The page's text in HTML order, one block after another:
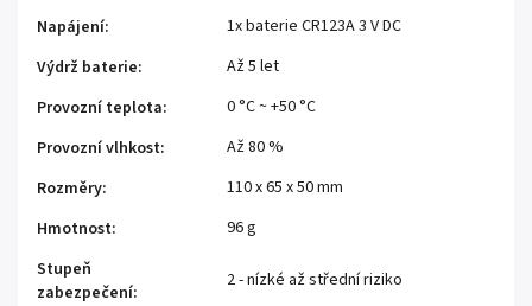
Napájení:
1x baterie CR123A 3 V DC
Výdrž baterie:
Až 5 let
Provozní teplota:
0 °C ~ +50 °C
Provozní vlhkost:
Až 80 %
Rozměry:
110 x 65 x 50 mm
Hmotnost:
96 g
Stupeň
zabezpečení:
2 - nízké až střední riziko